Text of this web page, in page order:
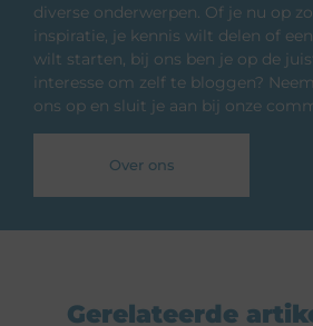
diverse onderwerpen. Of je nu op
inspiratie, je kennis wilt delen of
wilt starten, bij ons ben je op de
interesse om zelf te bloggen?
ons op en sluit je aan bij onze
Over ons
Gerelateerde